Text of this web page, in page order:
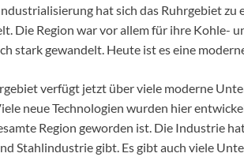
hat sich das Ruhrgebiet
Die Region war vor allem für ihre Kohle-
stark gewandelt. Heute ist es eine
verfügt jetzt über viele moderne
neue Technologien wurden hier
Region geworden ist. Die Industrie
Stahlindustrie gibt. Es gibt auch viele